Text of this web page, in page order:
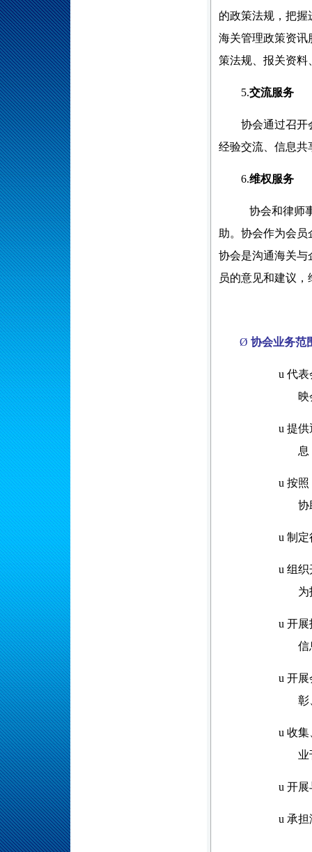
的政策法规，把
海关管理政策资讯
策法规、报关资料
5.交流服务
协会通过召开
经验交流、信息共
6.维权服务
协会和律师
助。 协会作为会员
协会是沟通海关与
员的意见和建议
Ø协会业务范
u代表
映
u提供
息
u按照
协
u制定
u组织
为
u开展
信
u开展
彰
u收集
业
u开展
u 承